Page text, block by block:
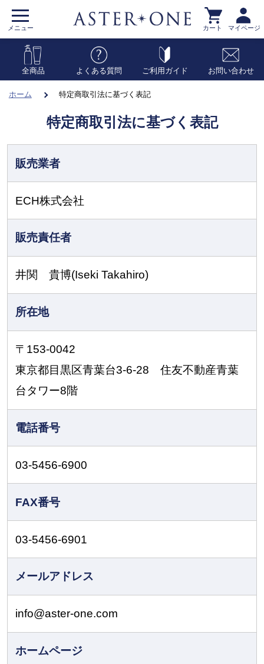
メニュー マイページ
カート
全商品 よくある質問 ご利用ガイド お問い合わせ
ホーム 特定商取引法に基づく表記
特定商取引法に基づく表記
販売業者
ECH株式会社
販売責任者
井関 貴博(Iseki Takahiro)
所在地
〒153-0042
東京都目黒区青葉台3-6-28 住友不動産青葉
台タワー8階
電話番号
03-5456-6900
FAX番号
03-5456-6901
メールアドレス
info@aster-one.com
ホームページ